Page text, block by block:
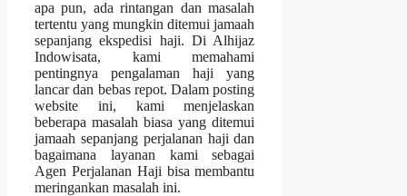
apa pun, ada rintangan dan masalah
tertentu yang mungkin ditemui jamaah
sepanjang ekspedisi haji. Di Alhijaz
Indowisata, kami memahami
pentingnya pengalaman haji yang
lancar dan bebas repot. Dalam posting
website ini, kami menjelaskan
beberapa masalah biasa yang ditemui
jamaah sepanjang perjalanan haji dan
bagaimana layanan kami sebagai
Agen Perjalanan Haji bisa membantu
meringankan masalah ini.